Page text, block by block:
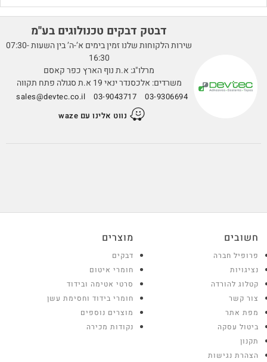
דבטק דבקים טכנולוגים בע''מ
שירות הלקוחות שלנו זמין בימים א’-ה’ בין השעות 07:30-
16:30
מרלו"ג: א.ת נוף הארץ כפר קאסם
משרדים: אלכסנדר ינאי 19 א.ת סגולה פתח תקווה
03-9306694
03-9043717
sales@devtec.co.il
נווט אלינו עם waze
חשובים
פרופיל חברה
נציגויות
קטלוג להורדה
צור קשר
מפת אתר
ביטול עסקה
תקנון
הצהרת נגישות
מוצרים
דבקים
חומרי איטום
סרטי אטימה ובידוד
חומרי בידוד וחסימת עשן
מוצרים נוספים
נקודות מכירה